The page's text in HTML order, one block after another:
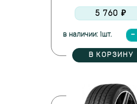
5 760 ₽
в наличии: 1шт.
В КОРЗИНУ